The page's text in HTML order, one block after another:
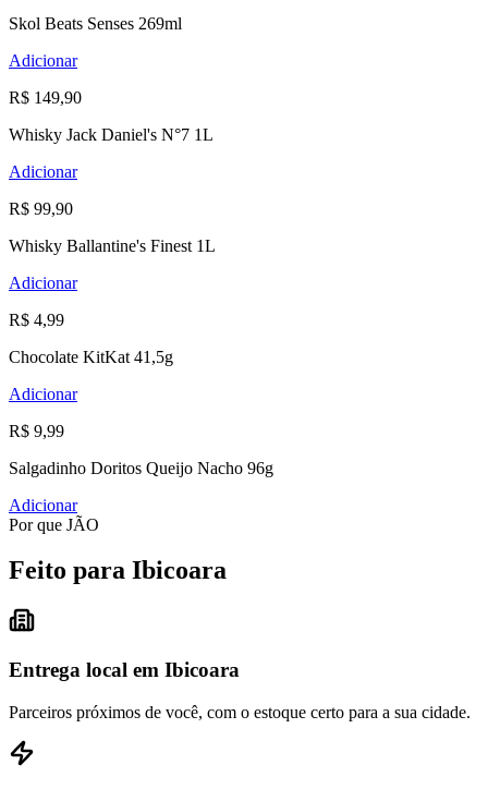
Skol Beats Senses 269ml
Adicionar
R$ 149,90
Whisky Jack Daniel's N°7 1L
Adicionar
R$ 99,90
Whisky Ballantine's Finest 1L
Adicionar
R$ 4,99
Chocolate KitKat 41,5g
Adicionar
R$ 9,99
Salgadinho Doritos Queijo Nacho 96g
Adicionar
Por que JÃO
Feito para Ibicoara
Entrega local em Ibicoara
Parceiros próximos de você, com o estoque certo para a sua cidade.